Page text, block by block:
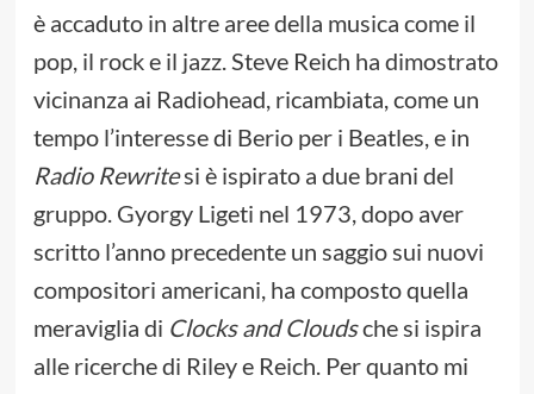
è accaduto in altre aree della musica come il
pop, il rock e il jazz. Steve Reich ha dimostrato
vicinanza ai Radiohead, ricambiata, come un
tempo l’interesse di Berio per i Beatles, e in
Radio Rewritesi è ispirato a due brani del
gruppo. Gyorgy Ligeti nel 1973, dopo aver
scritto l’anno precedente un saggio sui nuovi
compositori americani, ha composto quella
meraviglia di Clocks and Cloudsche si ispira
alle ricerche di Riley e Reich. Per quanto mi